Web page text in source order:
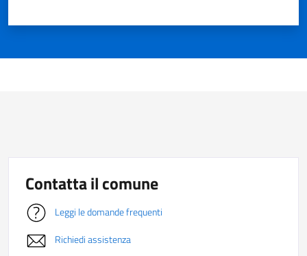
Contatta il comune
Leggi le domande frequenti
Richiedi assistenza